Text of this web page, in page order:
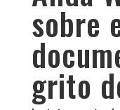
sobre
grito